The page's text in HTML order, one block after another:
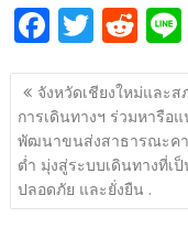
F
ac
e
b
o
o
T
w
itt
er
R
e
d
di
t
แนะแนว
เรื่อง
จังหวัดเชียงใหม่และส
การเดินทางฯ ร่วมหารือ
พัฒนาขนส่งสาธารณะค
ต่ำ มุ่งสู่ระบบเดินทางที่เ
ปลอดภัย และยั่งยืน .